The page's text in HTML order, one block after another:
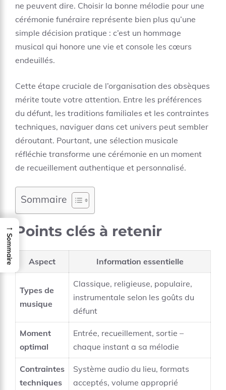
ne peuvent dire. Choisir la bonne mélodie pour une
cérémonie funéraire représente bien plus qu’une
simple décision pratique : c’est un hommage
musical qui honore une vie et console les cœurs
endeuillés.
Cette étape cruciale de l’organisation des obsèques
mérite toute votre attention. Entre les préférences
du défunt, les traditions familiales et les contraintes
techniques, naviguer dans cet univers peut sembler
déroutant. Pourtant, une sélection musicale
réfléchie transforme une cérémonie en un moment
de recueillement authentique et personnalisé.
Sommaire
Points clés à retenir
Aspect Information essentielle
Types de
musique
Classique, religieuse, populaire,
instrumentale selon les goûts du
défunt
Moment
optimal
Entrée, recueillement, sortie –
chaque instant a sa mélodie
Contraintes
techniques
Système audio du lieu, formats
acceptés, volume approprié
→
Sommaire